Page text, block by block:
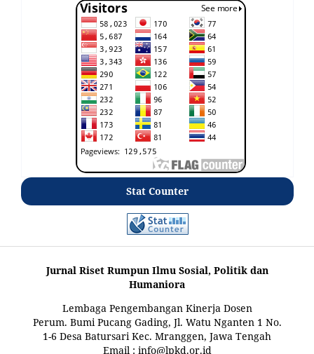
Stat Counter
Jurnal Riset Rumpun Ilmu Sosial, Politik dan
Humaniora
Lembaga Pengembangan Kinerja Dosen
Perum. Bumi Pucang Gading, Jl. Watu Nganten 1 No.
1-6 Desa Batursari Kec. Mranggen, Jawa Tengah
Email : info@lpkd.or.id